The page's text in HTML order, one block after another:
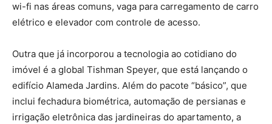
wi-fi nas áreas comuns, vaga para carregamento de carro
elétrico e elevador com controle de acesso.
Outra que já incorporou a tecnologia ao cotidiano do
imóvel é a global Tishman Speyer, que está lançando o
edifício Alameda Jardins. Além do pacote “básico”, que
inclui fechadura biométrica, automação de persianas e
irrigação eletrônica das jardineiras do apartamento, a